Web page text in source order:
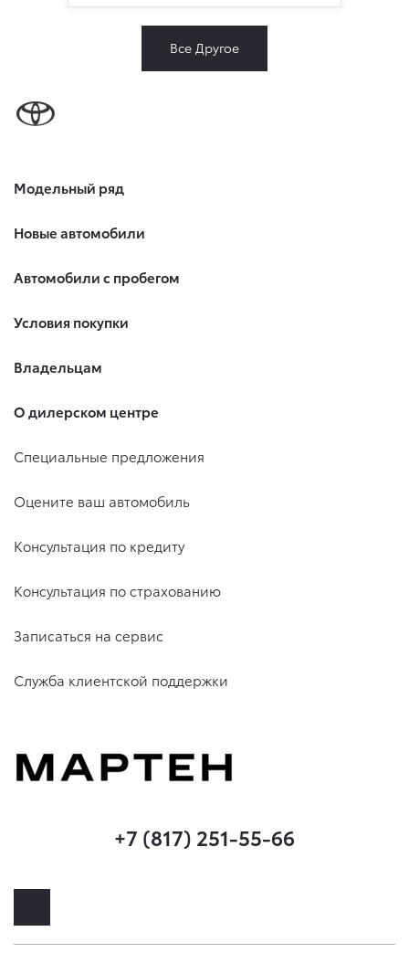
Все Другое
Модельный ряд
Новые автомобили
Автомобили с пробегом
Условия покупки
Владельцам
О дилерском центре
Специальные предложения
Оцените ваш автомобиль
Консультация по кредиту
Консультация по страхованию
Записаться на сервис
Служба клиентской поддержки
+7 (817) 251-55-66